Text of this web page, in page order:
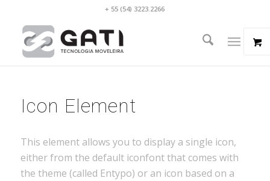
+ 55 (54) 3223.2266
Icon Element
This element allows you to display a single icon,
either from the default iconfont that comes with
the theme (called Entypo) or an icon based on a